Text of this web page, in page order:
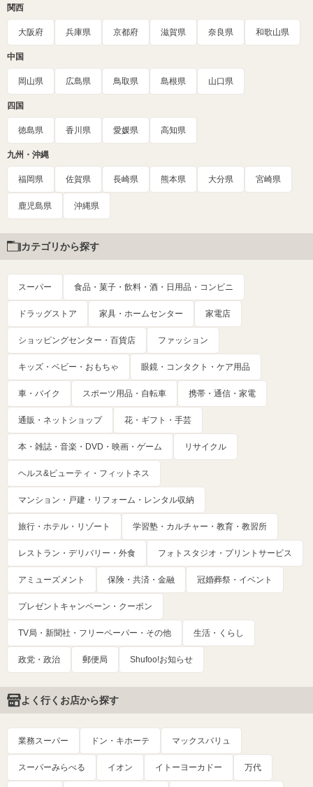
関西
大阪府 兵庫県 京都府 滋賀県 奈良県 和歌山県
中国
岡山県 広島県 鳥取県 島根県 山口県
四国
徳島県 香川県 愛媛県 高知県
九州・沖縄
福岡県 佐賀県 長崎県 熊本県 大分県 宮崎県
鹿児島県 沖縄県
カテゴリから探す
スーパー 食品・菓子・飲料・酒・日用品・コンビニ
ドラッグストア 家具・ホームセンター 家電店
ショッピングセンター・百貨店 ファッション
キッズ・ベビー・おもちゃ 眼鏡・コンタクト・ケア用品
車・バイク スポーツ用品・自転車 携帯・通信・家電
通販・ネットショップ 花・ギフト・手芸
本・雑誌・音楽・DVD・映画・ゲーム リサイクル
ヘルス&ビューティ・フィットネス
マンション・戸建・リフォーム・レンタル収納
旅行・ホテル・リゾート 学習塾・カルチャー・教育・教習所
レストラン・デリバリー・外食 フォトスタジオ・プリントサービス
アミューズメント 保険・共済・金融 冠婚葬祭・イベント
プレゼントキャンペーン・クーポン
TV局・新聞社・フリーペーパー・その他 生活・くらし
政党・政治 郵便局 Shufoo!お知らせ
よく行くお店から探す
業務スーパー ドン・キホーテ マックスバリュ
スーパーみらべる イオン イトーヨーカドー 万代